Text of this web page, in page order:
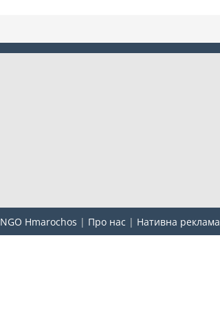
NGO Hmarochos | Про нас | Нативна реклама